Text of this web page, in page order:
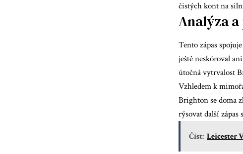
čistých kont na
Analýza
Tento zápas
ještě neskóroval
útočná vytrvalost
Vzhledem k
Brighton se doma
rýsovat další zápas
Číst: Leicester